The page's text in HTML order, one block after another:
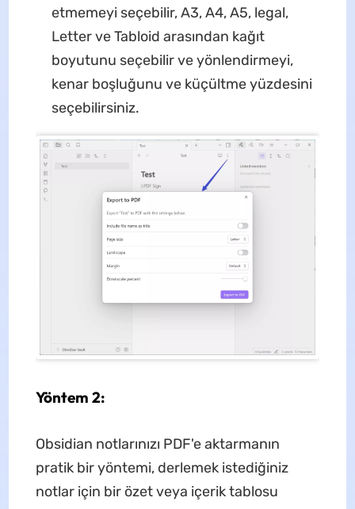
etmemeyi seçebilir, A3, A4, A5, legal,
Letter ve Tabloid arasından kağıt
boyutunu seçebilir ve yönlendirmeyi,
kenar boşluğunu ve küçültme yüzdesini
seçebilirsiniz.
Yöntem 2:
Obsidian notlarınızı PDF'e aktarmanın
pratik bir yöntemi, derlemek istediğiniz
notlar için bir özet veya içerik tablosu